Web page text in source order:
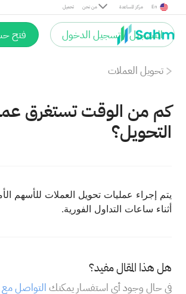
تحميل من نحن مركز المساعدة En
التسجيل / تسجيل الدخول فتح
تحويل العملات
كم من الوقت تستغرق
التحويل؟
يتم إجراء عمليات تحويل العملات للأسهم
أثناء ساعات التداول الفورية.
هل هذا المقال مفيد؟
في حال وجود أي استفسار يمكنكالتواصل مع